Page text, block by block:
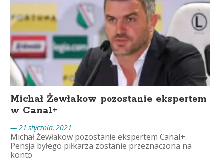
Michał Żewłakow pozostanie ekspertem
w Canal+
— 21 stycznia, 2021
Michał Żewłakow pozostanie ekspertem Canal+.
Pensja byłego piłkarza zostanie przeznaczona na
konto